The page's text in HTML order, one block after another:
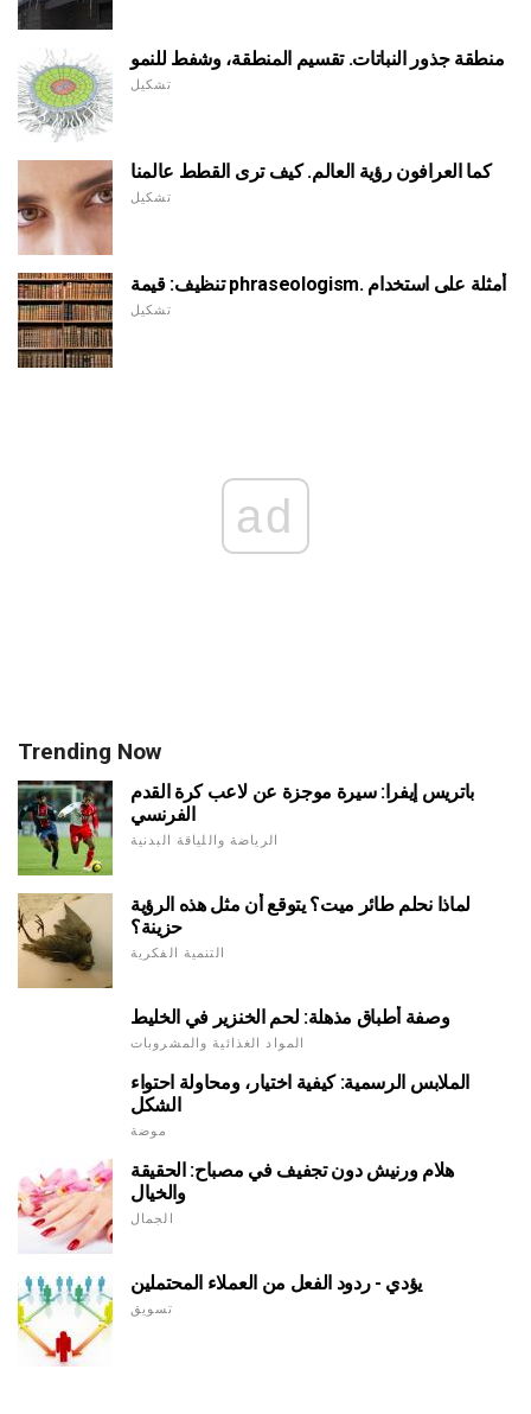
منطقة جذور النباتات. تقسيم المنطقة، وشفط للنمو
تشكيل
كما العرافون رؤية العالم. كيف ترى القطط عالمنا
تشكيل
تنظيف: قيمة phraseologism. أمثلة على استخدام
تشكيل
ad
Trending Now
باتريس إيفرا: سيرة موجزة عن لاعب كرة القدم
الفرنسي
الرياضة واللياقة البدنية
لماذا نحلم طائر ميت؟ يتوقع أن مثل هذه الرؤية
حزينة؟
التنمية الفكرية
وصفة أطباق مذهلة: لحم الخنزير في الخليط
المواد الغذائية والمشروبات
الملابس الرسمية: كيفية اختيار، ومحاولة احتواء
الشكل
موضة
هلام ورنيش دون تجفيف في مصباح: الحقيقة
والخيال
الجمال
يؤدي - ردود الفعل من العملاء المحتملين
تسويق